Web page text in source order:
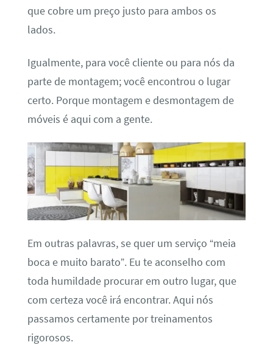
que cobre um preço justo para ambos os
lados.
Igualmente, para você cliente ou para nós da
parte de montagem; você encontrou o lugar
certo. Porque montagem e desmontagem de
móveis é aqui com a gente.
Em outras palavras, se quer um serviço “meia
boca e muito barato”. Eu te aconselho com
toda humildade procurar em outro lugar, que
com certeza você irá encontrar. Aqui nós
passamos certamente por treinamentos
rigorosos.